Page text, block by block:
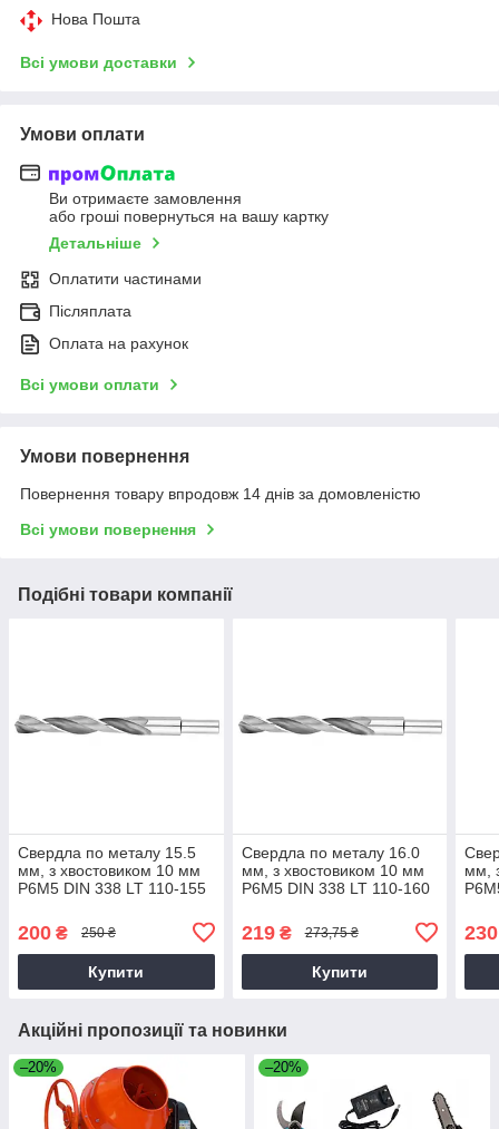
Нова Пошта
Всі умови доставки
Умови оплати
Ви отримаєте замовлення
або гроші повернуться на вашу картку
Детальніше
Оплатити частинами
Післяплата
Оплата на рахунок
Всі умови оплати
Умови повернення
Повернення товару впродовж 14 днів за домовленістю
Всі умови повернення
Подібні товари компанії
Свердла по металу 15.5
мм, з хвостовиком 10 мм
P6M5 DIN 338 LT 110-155
200 ₴ 250 ₴
Купити
Свердла по металу 16.0
мм, з хвостовиком 10 мм
P6M5 DIN 338 LT 110-160
219₴ 273,75 ₴
Купити
мм,
230
Акційні пропозиції та новинки
–20% –20%